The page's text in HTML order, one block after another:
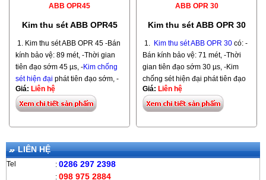
cùng bán kính được nhập khẩu
từ Pháp do hãng Indelec sản
xuất: Kim thu sét ESE PrimeR 60
bán kính bảo vệ: 107 mét
ABB OPR45
Kim thu sét ABB OPR45
1. Kim thu sét ABB OPR 45 -Bán
kính bảo vệ: 89 mét, -Thời gian
tiên đạo sớm 45 µs, -Kim chống
sét hiện đại phát tiên đạo sớm, -
Model: OPR 45. Hãng ABB. Xuất
xứ: Pháp
Giá: Liên hệ
ABB OPR 30
Kim thu sét ABB OPR 30
1. Kim thu sét ABB OPR 30 có: -
Bán kính bảo vệ: 71 mét, -Thời
gian tiên đạo sớm 30 µs, -Kim
chống sét hiện đại phát tiên đạo
sớm, -Model: OPR 30.
Hãng ABB. Xuất xứ: Pháp
Giá: Liên hệ
LIÊN HỆ
Tel : 0286 297 2398
: 098 975 2884